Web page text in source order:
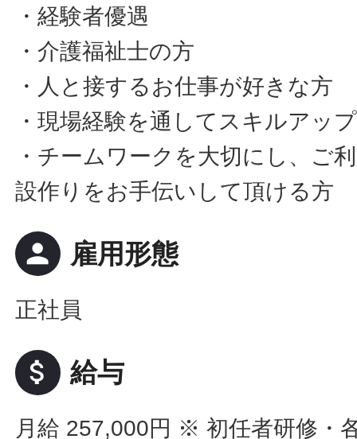
・経験者優遇
・介護福祉士の方
・人と接するお仕事が好きな方
・現場経験を通してスキルアッ
・チームワークを大切にし、ご
設作りをお手伝いして頂ける方
person 雇用形態
正社員
attach_money 給与
月給 257,000円 ※ 初任者研修・